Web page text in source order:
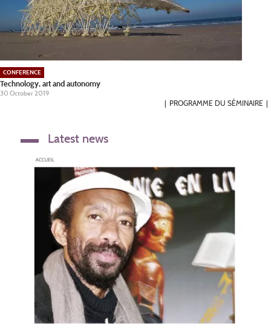
CONFERENCE
Technology, art and autonomy
30 October 2019
PROGRAMME DU SÉMINAIRE
Latest news